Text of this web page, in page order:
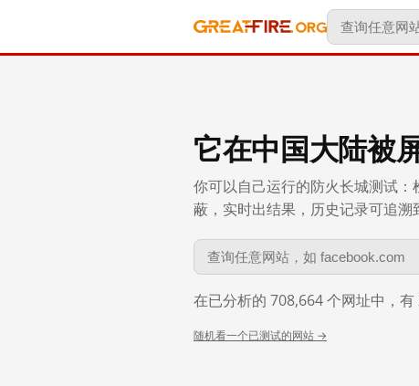
它在中国大陆被
你可以自己运行的防火长城测试：
蔽，实时出结果，历史记录可追溯
在已分析的 708,664 个网址中，有
随机看一个已测试的网站 →